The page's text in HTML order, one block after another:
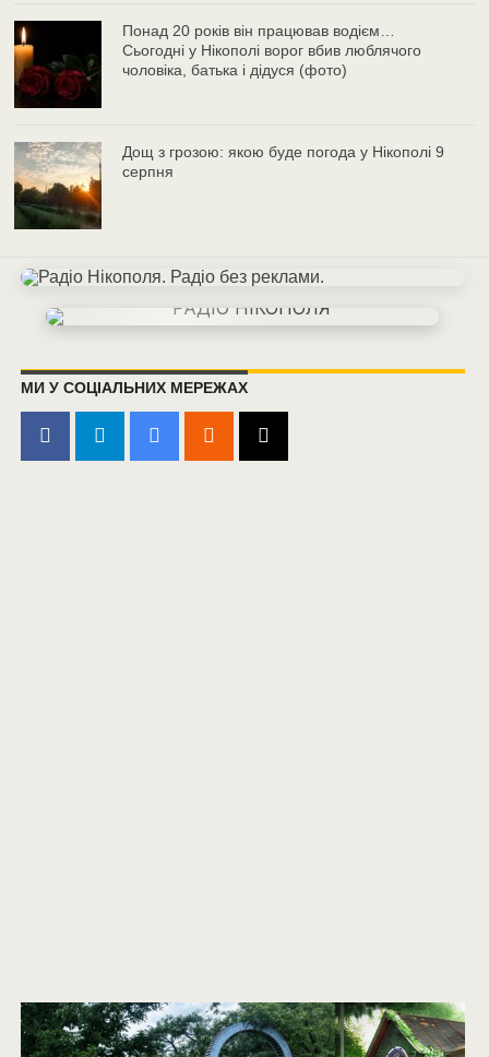
Понад 20 років він працював водієм…
Сьогодні у Нікополі ворог вбив люблячого
чоловіка, батька і дідуся (фото)
Дощ з грозою: якою буде погода у Нікополі 9
серпня
МИ У СОЦІАЛЬНИХ МЕРЕЖАХ